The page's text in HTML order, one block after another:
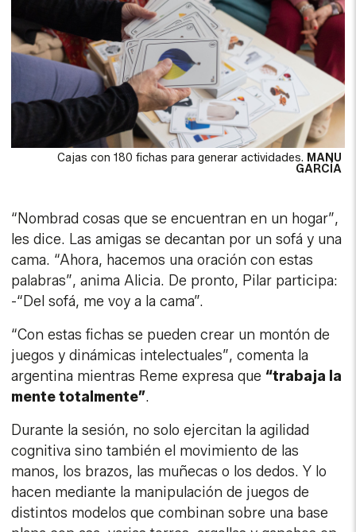
Cajas con 180 fichas para generar actividades. MANU
GARCÍA
“Nombrad cosas que se encuentran en un hogar”,
les dice. Las amigas se decantan por un sofá y una
cama. “Ahora, hacemos una oración con estas
palabras”, anima Alicia. De pronto, Pilar participa:
-“Del sofá, me voy a la cama”.
“Con estas fichas se pueden crear un montón de
juegos y dinámicas intelectuales”, comenta la
argentina mientras Reme expresa que“trabaja la
mente totalmente”.
Durante la sesión, no solo ejercitan la agilidad
cognitiva sino también el movimiento de las
manos, los brazos, las muñecas o los dedos. Y lo
hacen mediante la manipulación de juegos de
distintos modelos que combinan sobre una base